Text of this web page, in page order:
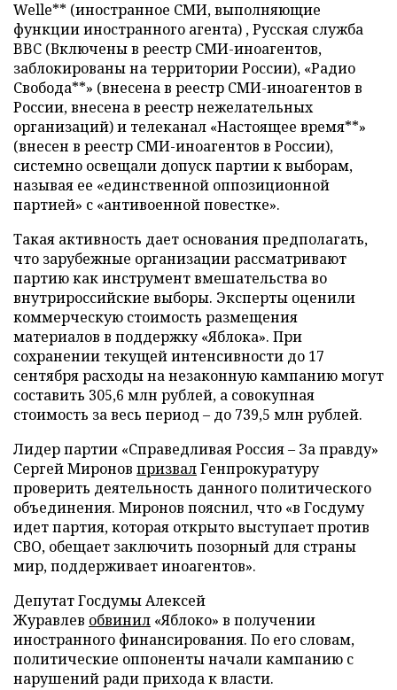
Welle** (иностранное СМИ, выполняющие
функции иностранного агента) , Русская служба
BBC (Включены в реестр СМИ-иноагентов,
заблокированы на территории России), «Радио
Свобода**» (внесена в реестр СМИ-иноагентов в
России, внесена в реестр нежелательных
организаций) и телеканал «Настоящее время**»
(внесен в реестр СМИ-иноагентов в России),
системно освещали допуск партии к выборам,
называя ее «единственной оппозиционной
партией» с «антивоенной повестке».
Такая активность дает основания предполагать,
что зарубежные организации рассматривают
партию как инструмент вмешательства во
внутрироссийские выборы. Эксперты оценили
коммерческую стоимость размещения
материалов в поддержку «Яблока». При
сохранении текущей интенсивности до 17
сентября расходы на незаконную кампанию могут
составить 305,6 млн рублей, а совокупная
стоимость за весь период – до 739,5 млн рублей.
Лидер партии «Справедливая Россия – За правду»
Сергей Миронов призвалГенпрокуратуру
проверить деятельность данного политического
объединения. Миронов пояснил, что «в Госдуму
идет партия, которая открыто выступает против
СВО, обещает заключить позорный для страны
мир, поддерживает иноагентов».
Депутат Госдумы Алексей
Журавлев обвинил «Яблоко» в получении
иностранного финансирования. По его словам,
политические оппоненты начали кампанию с
нарушений ради прихода к власти.